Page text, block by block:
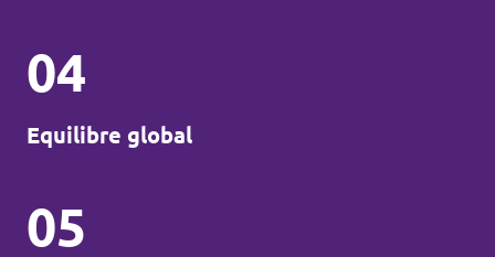
04
Equilibre global
05